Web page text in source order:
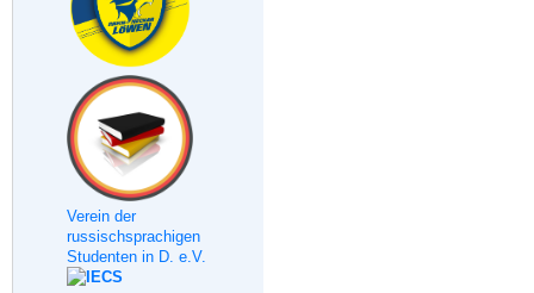
Verein der
russischsprachigen
Studenten in D. e.V.